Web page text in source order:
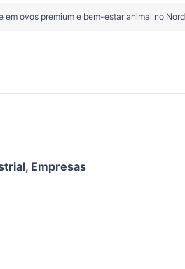
em ovos premium e bem-estar animal no
, Empresas